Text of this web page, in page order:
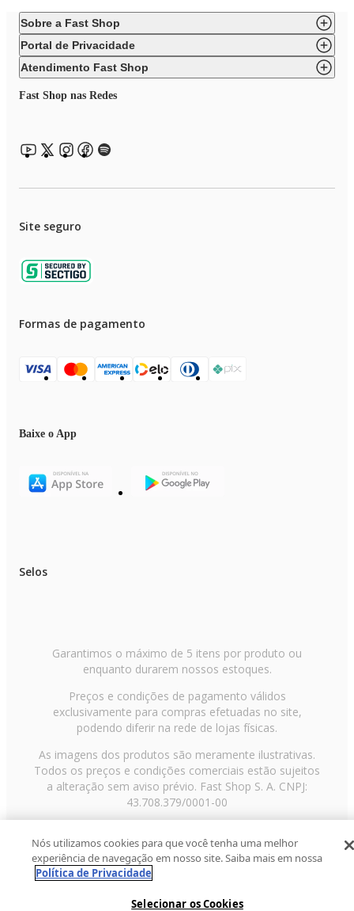
Sobre a Fast Shop
Portal de Privacidade
Atendimento Fast Shop
Fast Shop nas Redes
Site seguro
Formas de pagamento
Baixe o App
Selos
Garantimos o máximo de 5 itens por produto ou
enquanto durarem nossos estoques.
Preços e condições de pagamento válidos
exclusivamente para compras efetuadas no site,
podendo diferir na rede de lojas físicas.
As imagens dos produtos são meramente ilustrativas.
Todos os preços e condições comerciais estão sujeitos
a alteração sem aviso prévio. Fast Shop S. A. CNPJ:
43.708.379/0001-00
Paulo/SP, CEP 02029-001, Telefone: 11 3003-3728 ©
2013 Fast Shop - Todos os direitos reservadosRF
Nós utilizamos cookies para que você tenha uma melhor
experiência de navegação em nosso site. Saiba mais em nossa
Política de Privacidade
Selecionar os Cookies